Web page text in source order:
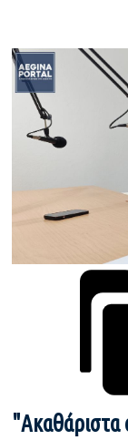
"Ακαθάριστα